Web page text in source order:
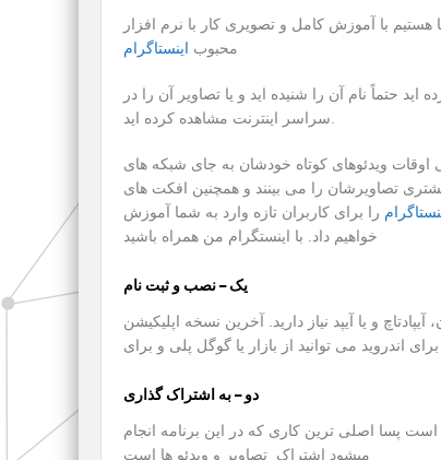
با آموزش کامل و تصویری کار با نرم افزار
محبوب اینستاگرام
اید حتماً نام آن را شنیده اید و یا تصاویر آن را در
ویدئوهای کوتاه خودشان به جای شبکه های
تصاویرشان را می بینند و همچنین افکت های
را برای کاربران تازه وارد به شما آموزش
خواهیم داد. با اینستگرام من همراه باشید
یک – نصب و ثبت نام
و یا آیپد نیاز دارید. آخرین نسخه اپلیکیشن
است پسا اصلی ترین کاری که در این برنامه انجام